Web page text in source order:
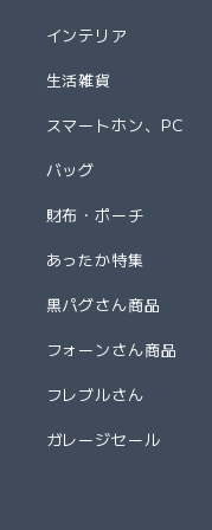
インテリア
生活雑貨
スマートホン、PC
バッグ
財布・ポーチ
あったか特集
黒パグさん商品
フォーンさん商品
フレブルさん
ガレージセール